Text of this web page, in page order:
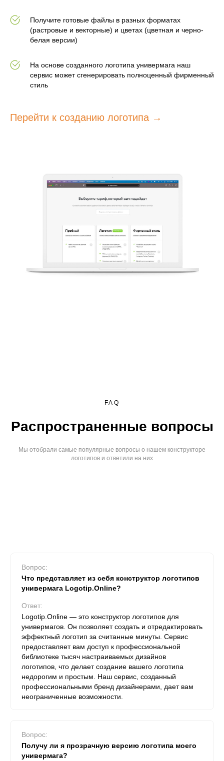
Получите готовые файлы в разных форматах
(растровые и векторные) и цветах (цветная и черно-
белая версии)
На основе созданного логотипа универмага наш
сервис может сгенерировать полноценный фирменный
стиль
Перейти к созданию логотипа
FAQ
Распространенные вопросы
Мы отобрали самые популярные вопросы о нашем конструкторе
логотипов и ответили на них
Вопрос:
Что представляет из себя конструктор логотипов
универмага Logotip.Online?
Ответ:
Logotip.Online — это конструктор логотипов для
универмагов. Он позволяет создать и отредактировать
эффектный логотип за считанные минуты. Сервис
предоставляет вам доступ к профессиональной
библиотеке тысяч настраиваемых дизайнов
логотипов, что делает создание вашего логотипа
недорогим и простым. Наш сервис, созданный
профессиональными бренд дизайнерами, дает вам
неограниченные возможности.
Вопрос:
Получу ли я прозрачную версию логотипа моего
универмага?